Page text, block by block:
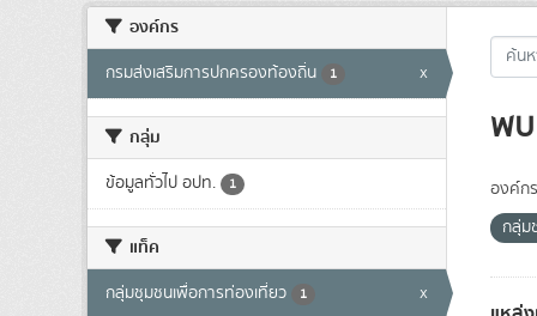
องค์กร
กรมส่งเสริมการปกครองท้องถิ่น 1 x
กลุ่ม
ข้อมูลทั่วไป อปท. 1
แท็ค
กลุ่มชุมชนเพื่อการท่องเที่ยว 1 x
พ
องค์ก
กลุ่ม